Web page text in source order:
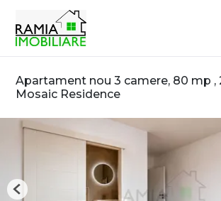
Apartament nou 3 camere, 80 mp ,
Mosaic Residence
Previous